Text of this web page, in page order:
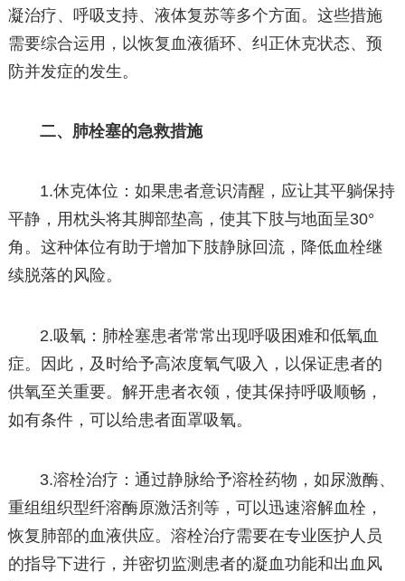
凝治疗、呼吸支持、液体复苏等多个方面。这些措施
需要综合运用，以恢复血液循环、纠正休克状态、预
防并发症的发生。
二、肺栓塞的急救措施
1.休克体位：如果患者意识清醒，应让其平躺保持
平静，用枕头将其脚部垫高，使其下肢与地面呈30°
角。这种体位有助于增加下肢静脉回流，降低血栓继
续脱落的风险。
2.吸氧：肺栓塞患者常常出现呼吸困难和低氧血
症。因此，及时给予高浓度氧气吸入，以保证患者的
供氧至关重要。解开患者衣领，使其保持呼吸顺畅，
如有条件，可以给患者面罩吸氧。
3.溶栓治疗：通过静脉给予溶栓药物，如尿激酶、
重组组织型纤溶酶原激活剂等，可以迅速溶解血栓，
恢复肺部的血液供应。溶栓治疗需要在专业医护人员
的指导下进行，并密切监测患者的凝血功能和出血风